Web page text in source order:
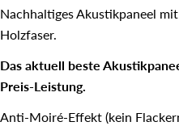
Nachhaltiges Akustikpaneel
Holzfaser.
Das aktuell beste
Preis-Leistung.
Anti-Moiré-Effekt (kein
Nachricht